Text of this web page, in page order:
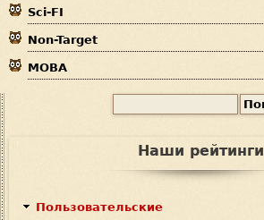
Sci-FI
Non-Target
MOBA
Наши рейтинги
Пользовательские